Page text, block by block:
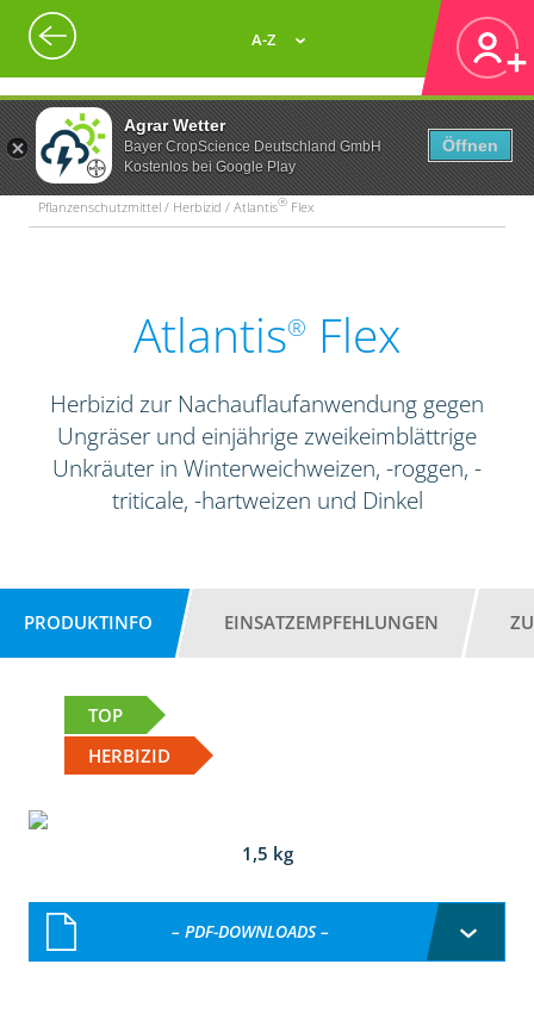
Agrar Wetter
Bayer CropScience Deutschland GmbH
Kostenlos bei Google Play
Öffnen
A-Z
Pflanzenschutzmittel / Herbizid / Atlantis® Flex
Atlantis® Flex
Herbizid zur Nachauflaufanwendung gegen
Ungräser und einjährige zweikeimblättrige
Unkräuter in Winterweichweizen, -roggen, -
triticale, -hartweizen und Dinkel
PRODUKTINFO EINSATZEMPFEHLUNGEN
TOP
HERBIZID
1,5 kg
– PDF-DOWNLOADS –